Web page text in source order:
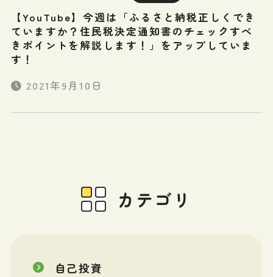
【YouTube】今週は「ふるさと納税正しくでき
ていますか？住民税決定通知書のチェックすべ
きポイントを解説します！」をアップしていま
す！
2021年9月10日
カテゴリ
自己投資